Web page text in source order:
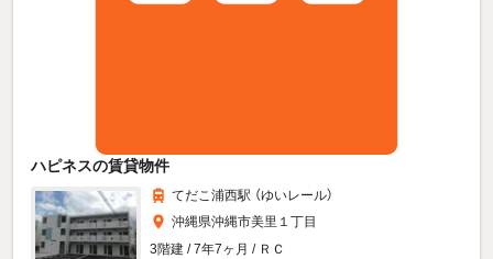
ハピネスの賃貸物件
てだこ浦西駅 （ゆいレール）
沖縄県沖縄市美里１丁目
3階建 / 7年7ヶ月 / ＲＣ